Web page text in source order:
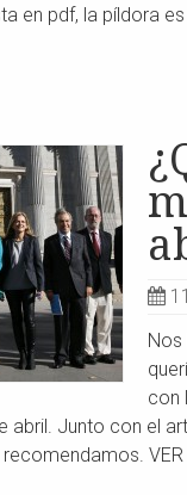
en pdf, la píldora
Nos
con
abril. Junto con el
VER